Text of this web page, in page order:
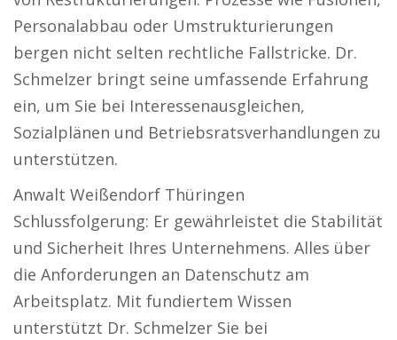
Personalabbau oder Umstrukturierungen
bergen nicht selten rechtliche Fallstricke. Dr.
Schmelzer bringt seine umfassende Erfahrung
ein, um Sie bei Interessenausgleichen,
Sozialplänen und Betriebsratsverhandlungen zu
unterstützen.
Anwalt Weißendorf Thüringen
Schlussfolgerung: Er gewährleistet die Stabilität
und Sicherheit Ihres Unternehmens. Alles über
die Anforderungen an Datenschutz am
Arbeitsplatz. Mit fundiertem Wissen
unterstützt Dr. Schmelzer Sie bei